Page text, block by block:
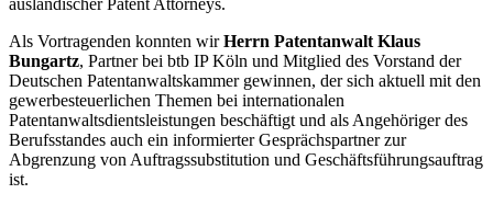
Als Vortragenden konnten wirHerrn Patentanwalt Klaus
Bungartz, Partner bei btb IP Köln und Mitglied des Vorstand der
Deutschen Patentanwaltskammer gewinnen, der sich aktuell mit den
gewerbesteuerlichen Themen bei internationalen
Patentanwaltsdientsleistungen beschäftigt und als Angehöriger des
Berufsstandes auch ein informierter Gesprächspartner zur
Abgrenzung von Auftragssubstitution und Geschäftsführungsauftrag
ist.